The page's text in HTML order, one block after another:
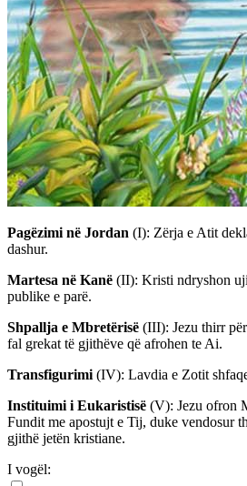
Pagëzimi në Jordan (I): Zërja e Atit
dashur.
Martesa në Kanë (II): Kristi ndryshon
publike e parë.
Shpallja e Mbretërisë (III): Jezu thirr
fal grekat të gjithëve që afrohen te Ai.
Transfigurimi (IV): Lavdia e Zotit
Instituimi i Eukaristisë (V): Jezu ofron
Fundit me apostujt e Tij, duke vendosur
gjithë jetën kristiane.
I vogël: